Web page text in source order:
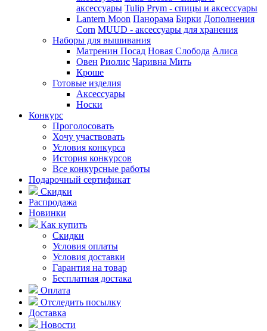
аксессуары Tulip Prym - спицы и аксессуары
Lantern Moon Панорама Бирки Дополнения
Corn MUUD - аксессуары для хранения
Наборы для вышивания
Матренин Посад Новая Слобода Алиса
Овен Риолис Чаривна Мить
Кроше
Готовые изделия
Аксессуары
Носки
Конкурс
Проголосовать
Хочу участвовать
Условия конкурса
История конкурсов
Все конкурсные работы
Подарочный сертификат
Скидки
Распродажа
Новинки
Как купить
Скидки
Условия оплаты
Условия доставки
Гарантия на товар
Бесплатная достака
Оплата
Отследить посылку
Доставка
Новости